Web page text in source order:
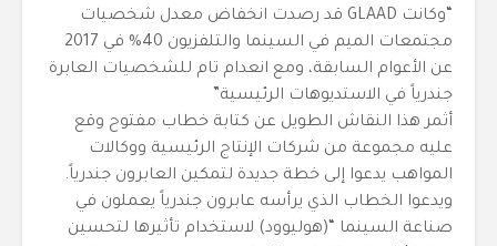
“وكانت GLAAD قد رصدت انخفاض معدل شخصيات
مجتمعات الميم في السينما والتلفزيون 40% في 2017
عن الأعوام السابقة، ومع انعدام تام للشخصيات العابرة
جندرياً في الاستديوهات الرئيسية”
أثمر هذا النقاش الطويل عن كتابة خطاب مفتوح وقع
عليه مجموعة من شركات الإنتاج الرئيسية ووكالات
المواهب يدعوا إلى خطة جديدة لتمكين العابرون جندرياً.
ويدعوا الخطاب الذي يرأسه عابرون جندرياً يعملون في
صناعة السينما “(هوليوود) لاستخدام تأثيرها لتحسين